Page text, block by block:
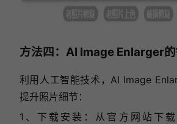
方法四：AI Image Enlarger
利用人工智能技术，AI Image
提升照片细节：
1、下载安装：从官方网站下